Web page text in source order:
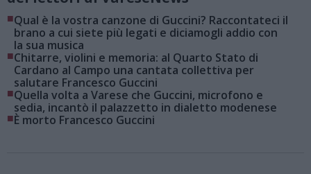
■Qual è la vostra canzone di Guccini? Raccontateci il
brano a cui siete più legati e diciamogli addio con
la sua musica
■Chitarre, violini e memoria: al Quarto Stato di
Cardano al Campo una cantata collettiva per
salutare Francesco Guccini
■Quella volta a Varese che Guccini, microfono e
sedia, incantò il palazzetto in dialetto modenese
■È morto Francesco Guccini